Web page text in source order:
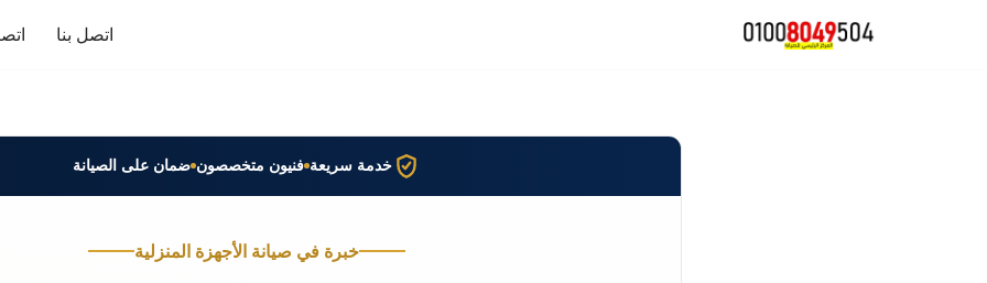
اتصل بنا
خدمة سريعة فنيون متخصصون ضمان على الصيانة
خبرة في صيانة الأجهزة المنزلية